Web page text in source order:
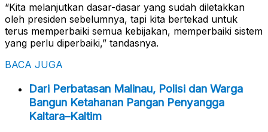
“Kita melanjutkan dasar-dasar yang sudah diletakkan
oleh presiden sebelumnya, tapi kita bertekad untuk
terus memperbaiki semua kebijakan, memperbaiki sistem
yang perlu diperbaiki,” tandasnya.
BACA JUGA
Dari Perbatasan Malinau, Polisi dan Warga
Bangun Ketahanan Pangan Penyangga
Kaltara–Kaltim